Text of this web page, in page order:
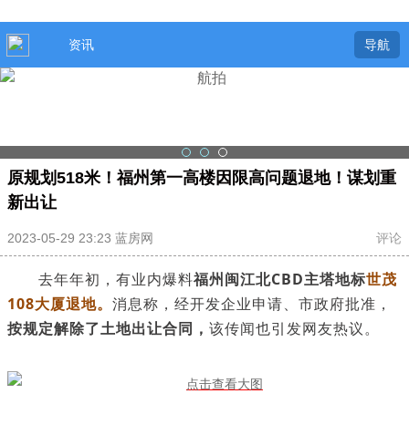
资讯 导航
原规划518米！福州第一高楼因限高问题退地！谋划重
新出让
2023-05-29 23:23 蓝房网 评论
去年年初，有业内爆料福州闽江北CBD主塔地标世茂
108大厦退地。 消息称，经开发企业申请、市政府批准，
按规定解除了土地出让合同， 该传闻也引发网友热议。